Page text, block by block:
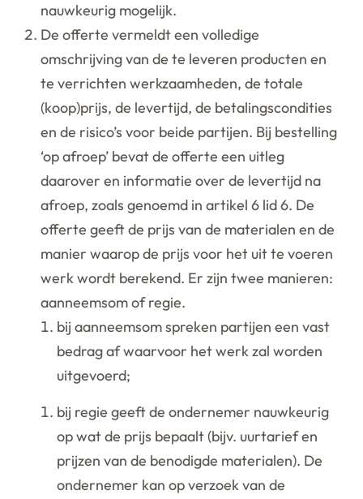
nauwkeurig mogelijk.
De offerte vermeldt een volledige
omschrijving van de te leveren producten en
te verrichten werkzaamheden, de totale
(koop)prijs, de levertijd, de betalingscondities
en de risico’s voor beide partijen. Bij bestelling
‘op afroep’ bevat de offerte een uitleg
daarover en informatie over de levertijd na
afroep, zoals genoemd in artikel 6 lid 6. De
offerte geeft de prijs van de materialen en de
manier waarop de prijs voor het uit te voeren
werk wordt berekend. Er zijn twee manieren:
aanneemsom of regie.
bij aanneemsom spreken partijen een vast
bedrag af waarvoor het werk zal worden
uitgevoerd;
bij regie geeft de ondernemer nauwkeurig
op wat de prijs bepaalt (bijv. uurtarief en
prijzen van de benodigde materialen). De
ondernemer kan op verzoek van de